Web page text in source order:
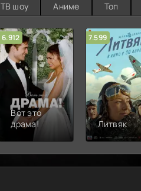
ТВ шоу Аниме Топ
6.912
Вот это
драма!
7.599
Литвяк